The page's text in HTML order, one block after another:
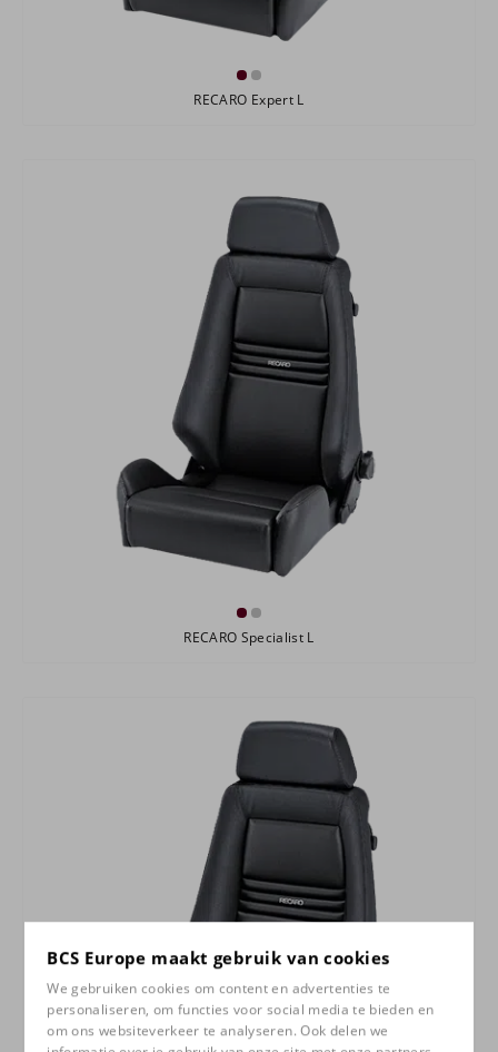
BCS Europe maakt gebruik van cookies
We gebruiken cookies om content en advertenties te
personaliseren, om functies voor social media te bieden en
om ons websiteverkeer te analyseren. Ook delen we
RECARO Expert L
RECARO Specialist L